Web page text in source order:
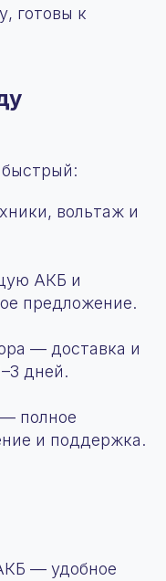
готовы к
вольтаж и
АКБ и
предложение.
— доставка и
дней.
полное
и поддержка.
— удобное